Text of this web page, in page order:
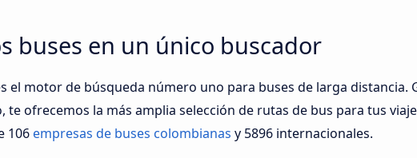
buses en un único buscador
el motor de búsqueda número uno para buses de larga distancia.
te ofrecemos la más amplia selección de rutas de bus para tus
106 empresas de buses colombianas y 5896 internacionales.